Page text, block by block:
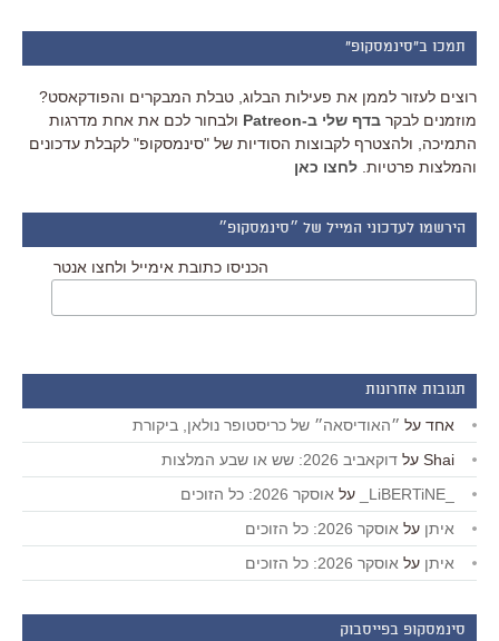
תמכו ב"סינמסקופ"
רוצים לעזור לממן את פעילות הבלוג, טבלת המבקרים והפודקאסט?
מוזמנים לבקר בדף שלי ב-Patreon
ולבחור לכם את אחת מדרגות
התמיכה, ולהצטרף לקבוצות הסודיות של "סינמסקופ" לקבלת עדכונים
והמלצות פרטיות. לחצו כאן
הירשמו לעדכוני המייל של ״סינמסקופ״
הכניסו כתובת אימייל ולחצו אנטר
תגובות אחרונות
אחד על ״האודיסאה״ של כריסטופר נולאן, ביקורת
Shai על דוקאביב 2026: שש או שבע המלצות
על אוסקר 2026: כל הזוכים
איתן על אוסקר 2026: כל הזוכים
איתן על אוסקר 2026: כל הזוכים
סינמסקופ בפייסבוק